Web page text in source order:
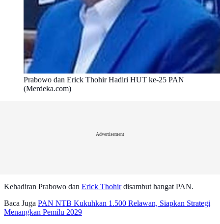
Prabowo dan Erick Thohir Hadiri HUT ke-25 PAN
(Merdeka.com)
Advertisement
Kehadiran Prabowo dan Erick Thohirdisambut hangat PAN.
Baca Juga PAN NTB Kukuhkan 1.500 Relawan, Siapkan Strategi
Menangkan Pemilu 2029